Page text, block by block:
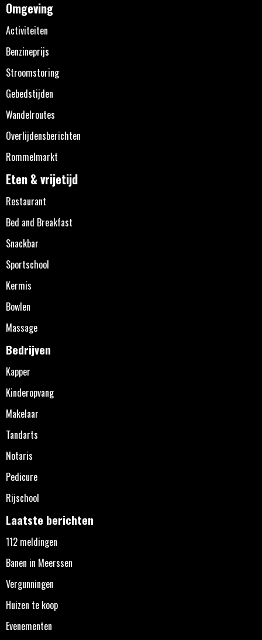
Omgeving
Activiteiten
Benzineprijs
Stroomstoring
Gebedstijden
Wandelroutes
Overlijdensberichten
Rommelmarkt
Eten & vrijetijd
Restaurant
Bed and Breakfast
Snackbar
Sportschool
Kermis
Bowlen
Massage
Bedrijven
Kapper
Kinderopvang
Makelaar
Tandarts
Notaris
Pedicure
Rijschool
Laatste berichten
112 meldingen
Banen in Meerssen
Vergunningen
Huizen te koop
Evenementen